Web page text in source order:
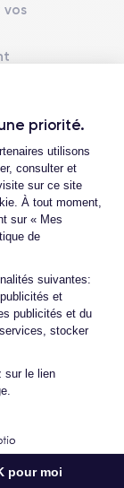
priorité.
utilisons
consulter et
sur ce site
À tout moment,
sur « Mes
de
suivantes:
et
publicités et du
stocker
sur le lien
pour moi
de ce
15.
vos
la
?
?